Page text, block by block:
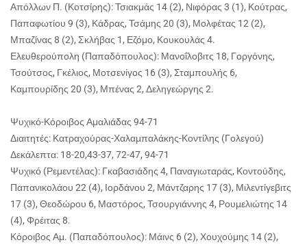
Απόλλων Π. (Κοτσίρης): Τσιακμάς 14 (2), Νιφόρας 3 (1), Κούτρας,
Παπαφωτίου 9 (3), Κάδρας, Τσάμης 20 (3), Μολφέτας 12 (2),
Μπαζίνας 8 (2), Σκλήβας 1, Εζόμο, Κουκουλάς 4.
Ελευθερούπολη (Παπαδόπουλος): Μανοΐλοβιτς 18, Γοργόνης,
Τσούτσος, Γκέλιος, Μοτσενίγος 16 (3), Σταμπουλής 6,
Καμπουρίδης 20 (3), Μπένας 2, Δεληγεώργης 2.
Ψυχικό-Κόροιβος Αμαλιάδας 94-71
Διαιτητές: Κατραχούρας-Χαλαμπαλάκης-Κοντίλης (Γολεγού)
Δεκάλεπτα: 18-20,43-37, 72-47, 94-71
Ψυχικό (Ρεμεντέλας): Γκαβασιάδης 4, Παναγιωταράς, Κοντούδης,
Παπανικολάου 22 (4), Ιορδάνου 2, Μάντζαρης 17 (3), Μιλεντίγεβιτς
17 (3), Θεοδώρου 6, Μαστόρος, Τσουργιάννης 4, Ρουμελιώτης 14
(4), Φρέιτας 8.
Κόροιβος Αμ. (Παπαδόπουλος): Μάινς 6 (2), Χουχούμης 14 (2),